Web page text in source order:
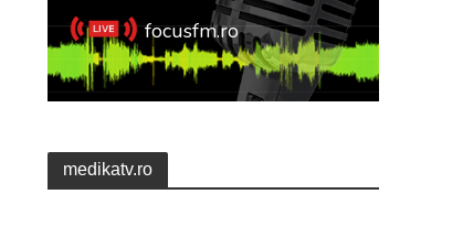
medikatv.ro